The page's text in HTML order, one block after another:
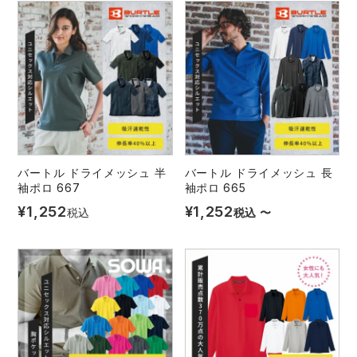
バートル ドライメッシュ 半
袖ポロ 667
¥1,252税込
バートル ドライメッシュ 長
袖ポロ 665
¥1,252税込 〜